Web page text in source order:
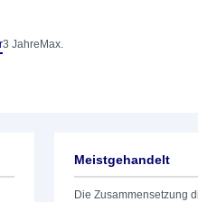
3 Jahre Max.
Meistgehandelt
Die Zusammensetzung